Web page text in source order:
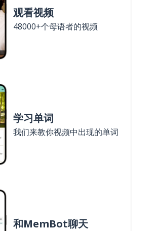
观看视频
48000+个母语者的视频
学习单词
我们来教你视频中出现的单词
和MemBot聊天